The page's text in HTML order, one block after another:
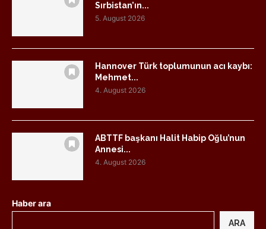
Sırbistan’ın...
5. August 2026
Hannover Türk toplumunun acı kaybı:
Mehmet...
4. August 2026
ABTTF başkanı Halit Habip Oğlu’nun
Annesi...
4. August 2026
Haber ara
ARA